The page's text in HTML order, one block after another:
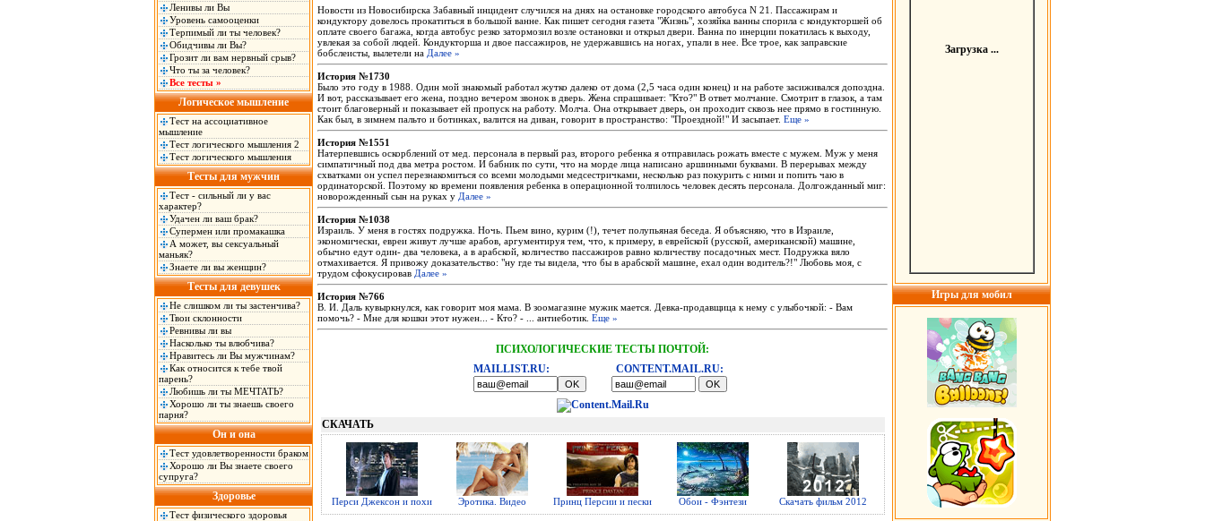
Ленивы ли Вы
Уровень самооценки
Терпимый ли ты человек?
Обидчивы ли Вы?
Грозит ли вам нервный срыв?
Что ты за человек?
Все тесты »
Логическое мышление
Тест на ассоциативное
мышление
Тест логического мышления 2
Тест логического мышления
Тесты для мужчин
Тест - сильный ли у вас
характер?
Удачен ли ваш брак?
Супермен или промакашка
А может, вы сексуальный
маньяк?
Знаете ли вы женщин?
Тесты для девушек
Не слишком ли ты застенчива?
Твои склонности
Ревнивы ли вы
Насколько ты влюбчива?
Нравитесь ли Вы мужчинам?
Как относится к тебе твой
парень?
Любишь ли ты МЕЧТАТЬ?
Хорошо ли ты знаешь своего
парня?
Он и она
Тест удовлетворенности браком
Хорошо ли Вы знаете своего
супруга?
Здоровье
Тест физического здоровья
Новости из Новосибирска Забавный инцидент случился на днях на остановке городского автобуса N 21. Пассажирам и
кондуктору довелось прокатиться в большой ванне. Как пишет сегодня газета "Жизнь", хозяйка ванны спорила с кондукторшей об
оплате своего багажа, когда автобус резко затормозил возле остановки и открыл двери. Ванна по инерции покатилась к выходу,
увлекая за собой людей. Кондукторша и двое пассажиров, не удержавшись на ногах, упали в нее. Все трое, как заправские
бобслеисты, вылетели на Далее »
История №1730
Было это году в 1988. Один мой знакомый работал жутко далеко от дома (2,5 часа один конец) и на работе засиживался допоздна.
И вот, рассказывает его жена, поздно вечером звонок в дверь. Жена спрашивает: "Кто?" В ответ молчание. Смотрит в глазок, а там
стоит благоверный и показывает ей пропуск на работу. Молча. Она открывает дверь, он проходит сквозь нее прямо в гостинную.
Как был, в зимнем пальто и ботинках, валится на диван, говорит в пространство: "Проездной!" И засыпает. Еще »
История №1551
Натерпевшись оскорблений от мед. персонала в первый раз, второго ребенка я отправилась рожать вместе с мужем. Муж у меня
симпатичный под два метра ростом. И бабник по сути, что на морде лица написано аршинными буквами. В перерывах между
схватками он успел перезнакомиться со всеми молодыми медсестричками, несколько раз покурить с ними и попить чаю в
ординаторской. Поэтому ко времени появления ребенка в операционной толпилось человек десять персонала. Долгожданный миг:
новорожденный сын на руках у Далее »
История №1038
Израиль. У меня в гостях подружка. Ночь. Пьем вино, курим (!), течет полупьяная беседа. Я объясняю, что в Израиле,
экономически, евреи живут лучше арабов, аргументируя тем, что, к примеру, в еврейской (русской, американской) машине,
обычно едут один- два человека, а в арабской, количество пассажиров равно количеству посадочных мест. Подружка вяло
отмахивается. Я привожу доказательство: "ну где ты видела, что бы в арабской машине, ехал один водитель?!" Любовь моя, с
трудом сфокусировав Далее »
История №766
В. И. Даль кувыркнулся, как говорит моя мама. В зоомагазине мужик мается. Девка-продавщица к нему с улыбочкой: - Вам
помочь? - Мне для кошки этот нужен... - Кто? - ... антиеботик. Еще »
ПСИХОЛОГИЧЕСКИЕ ТЕСТЫ ПОЧТОЙ:
MAILLIST.RU:
CONTENT.MAIL.RU:
СКАЧАТЬ
Перси Джексон и похи Эротика. Видео Принц Персии и пески Обои - Фэнтези Скачать фильм 2012
Загрузка ...
Игры для мобил